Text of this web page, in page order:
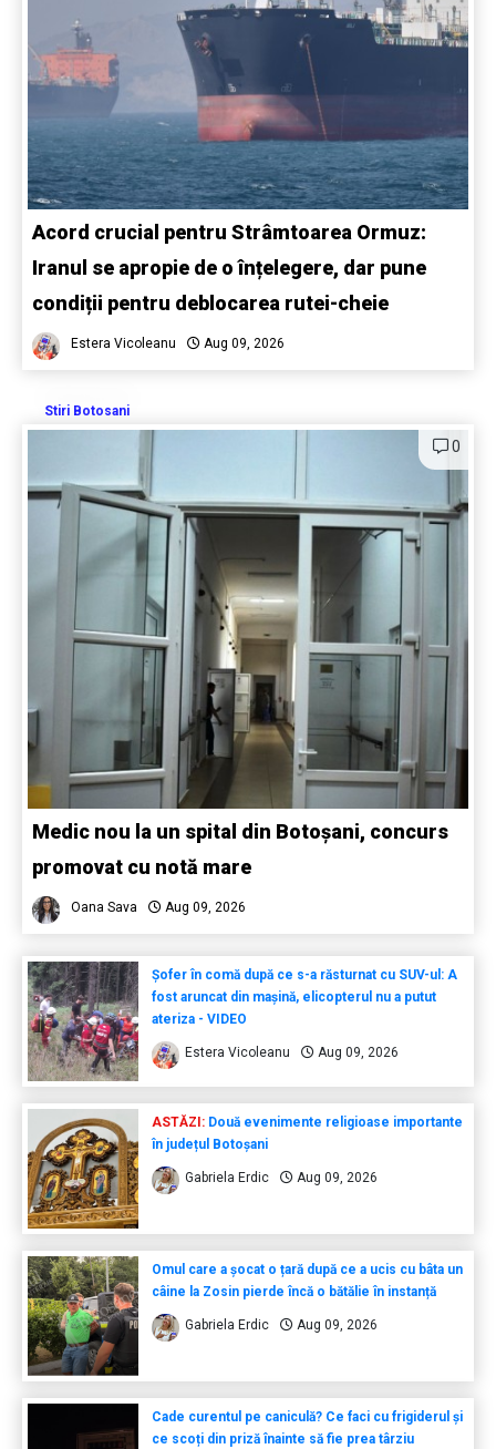
Acord crucial pentru Strâmtoarea Ormuz:
Iranul se apropie de o înțelegere, dar pune
condiții pentru deblocarea rutei-cheie
Estera Vicoleanu Aug 09, 2026
Stiri Botosani
0
Medic nou la un spital din Botoșani, concurs
promovat cu notă mare
Oana Sava Aug 09, 2026
Șofer în comă după ce s-a răsturnat cu SUV-ul: A
fost aruncat din mașină, elicopterul nu a putut
ateriza - VIDEO
Estera Vicoleanu Aug 09, 2026
ASTĂZI:Două evenimente religioase importante
în județul Botoșani
Gabriela Erdic Aug 09, 2026
Omul care a șocat o țară după ce a ucis cu bâta un
câine la Zosin pierde încă o bătălie în instanță
Gabriela Erdic Aug 09, 2026
Cade curentul pe caniculă? Ce faci cu frigiderul și
ce scoți din priză înainte să fie prea târziu